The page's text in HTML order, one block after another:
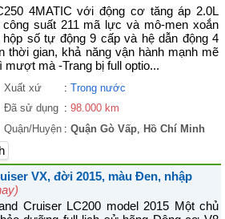
4MATIC với động cơ tăng áp 2.0L
suất 211 mã lực và mô-men xoắn
số tự động 9 cấp và hệ dẫn động 4
thời gian, khả năng vận hành mạnh mẽ
mà -Trang bị full optio...
Xuất xứ : Trong nước
Đã sử dụng : 98.000 km
Quận/Huyện : Quận Gò Vấp, Hồ Chí Minh
VX, đời 2015, màu Đen, nhập
Cruiser LC200 model 2015 Một chủ